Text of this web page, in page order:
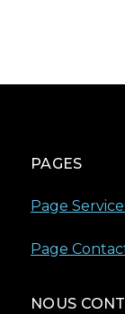
PAGES
Page
Page
NOUS